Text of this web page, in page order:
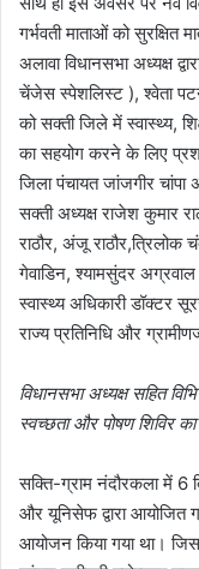
गर्भवती माताओं को सुरक्षित
अलावा विधानसभा अध्यक्ष
चेंजेस स्पेशलिस्ट ), श्वेता
को सक्ती जिले में स्वास्थ्य,
का सहयोग करने के लिए
जिला पंचायत जांजगीर
सक्ती अध्यक्ष राजेश कुमार
राठौर, अंजू राठौर,त्रिलोक
गेवाडिन, श्यामसुंदर अग्रवाल
स्वास्थ्य अधिकारी डॉक्टर
राज्य प्रतिनिधि और
विधानसभा अध्यक्ष सहित
स्वच्छता और पोषण शिविर
सक्ति-ग्राम नंदौरकला में 6
और यूनिसेफ द्वारा आयोजित
आयोजन किया गया था।